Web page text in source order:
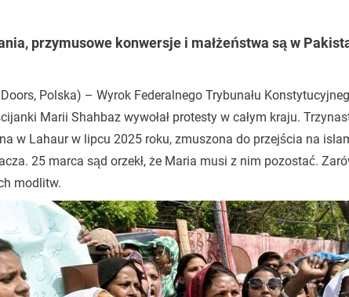
przymusowe konwersje i małżeństwa są w
Polska) – Wyrok Federalnego Trybunału
Marii Shahbaz wywołał protesty w całym kraju.
w Lahaur w lipcu 2025 roku, zmuszona do przejścia na
25 marca sąd orzekł, że Maria musi z nim pozostać.
modlitw.